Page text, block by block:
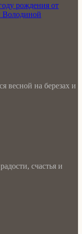
рождения от
Володиной
весной на березах и
счастья и